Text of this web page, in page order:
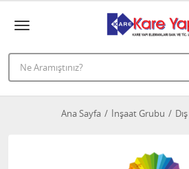
Ana Sayfa İnşaat Grubu